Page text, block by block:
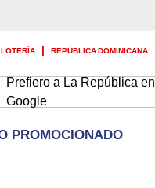
LOTERÍA REPÚBLICA DOMINICANA
Prefiero a La República en
Google